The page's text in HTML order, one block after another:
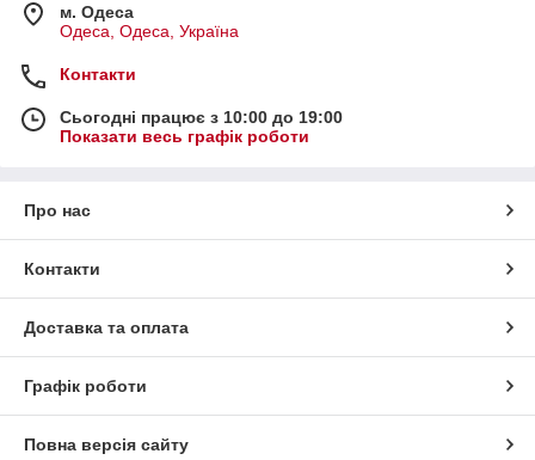
м. Одеса
Одеса, Одеса, Україна
Контакти
Сьогодні працює з 10:00 до 19:00
Показати весь графік роботи
Про нас
Контакти
Доставка та оплата
Графік роботи
Повна версія сайту